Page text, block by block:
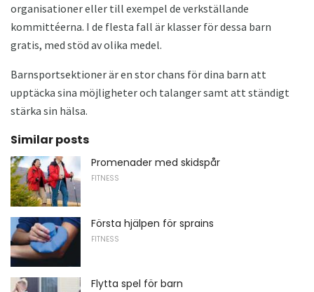
organisationer eller till exempel de verkställande
kommittéerna. I de flesta fall är klasser för dessa barn
gratis, med stöd av olika medel.
Barnsportsektioner är en stor chans för dina barn att
upptäcka sina möjligheter och talanger samt att ständigt
stärka sin hälsa.
Similar posts
Promenader med skidspår
FITNESS
Första hjälpen för sprains
FITNESS
Flytta spel för barn